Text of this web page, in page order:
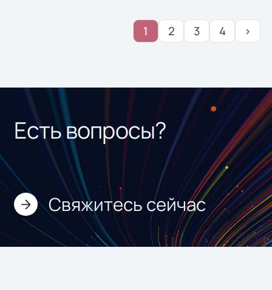
1 2 3 4 ›
Есть вопросы?
Свяжитесь сейчас